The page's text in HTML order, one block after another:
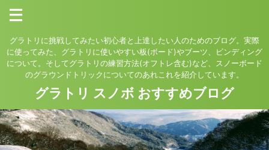
グラトリに挑戦してみたい初心者と上達したい人のためのブログ。実際
に使ってみた、グラトリに使いやすい板(ボード)やブーツ、ビンディング
について。そしてグラトリの練習方法(オフトレ含む)など、スノーボード
のグラウンドトリックについてのあれこれを紹介しています。
グラトリ スノボ おすすめブログ